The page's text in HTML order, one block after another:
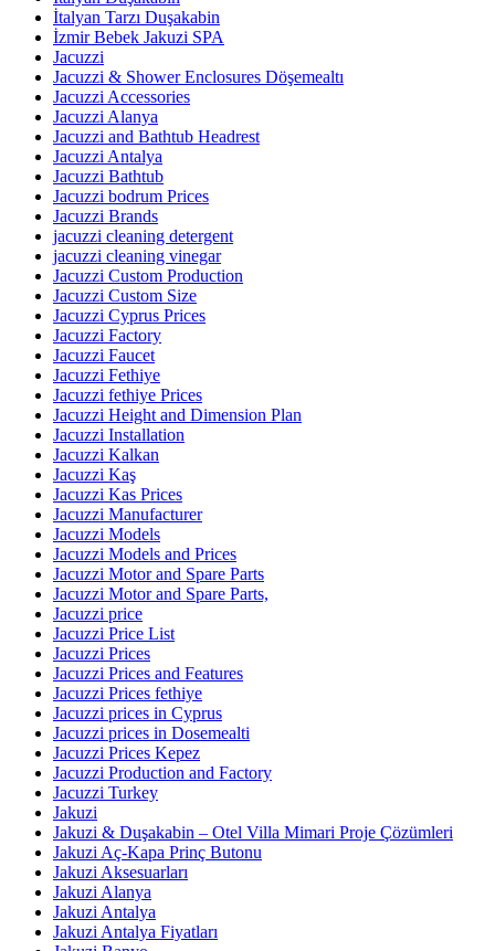
İtalyan Tarzı Duşakabin
İzmir Bebek Jakuzi SPA
Jacuzzi
Jacuzzi & Shower Enclosures Döşemealtı
Jacuzzi Accessories
Jacuzzi Alanya
Jacuzzi and Bathtub Headrest
Jacuzzi Antalya
Jacuzzi Bathtub
Jacuzzi bodrum Prices
Jacuzzi Brands
jacuzzi cleaning detergent
jacuzzi cleaning vinegar
Jacuzzi Custom Production
Jacuzzi Custom Size
Jacuzzi Cyprus Prices
Jacuzzi Factory
Jacuzzi Faucet
Jacuzzi Fethiye
Jacuzzi fethiye Prices
Jacuzzi Height and Dimension Plan
Jacuzzi Installation
Jacuzzi Kalkan
Jacuzzi Kaş
Jacuzzi Kas Prices
Jacuzzi Manufacturer
Jacuzzi Models
Jacuzzi Models and Prices
Jacuzzi Motor and Spare Parts
Jacuzzi Motor and Spare Parts,
Jacuzzi price
Jacuzzi Price List
Jacuzzi Prices
Jacuzzi Prices and Features
Jacuzzi Prices fethiye
Jacuzzi prices in Cyprus
Jacuzzi prices in Dosemealti
Jacuzzi Prices Kepez
Jacuzzi Production and Factory
Jacuzzi Turkey
Jakuzi
Jakuzi & Duşakabin – Otel Villa Mimari Proje Çözümleri
Jakuzi Aç-Kapa Prinç Butonu
Jakuzi Aksesuarları
Jakuzi Alanya
Jakuzi Antalya
Jakuzi Antalya Fiyatları